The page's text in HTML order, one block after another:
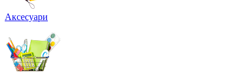
Аксесуари